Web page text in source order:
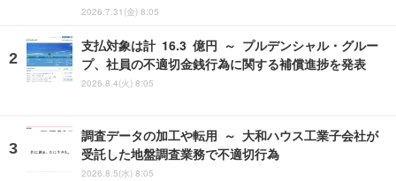
2026.7.31(金) 8:05
支払対象は計 16.3 億円 ～ プルデンシャル・グルー
プ、社員の不適切金銭行為に関する補償進捗を発表
2026.8.4(火) 8:05
調査データの加工や転用 ～ 大和ハウス工業子会社が
受託した地盤調査業務で不適切行為
2026.8.5(水) 8:05